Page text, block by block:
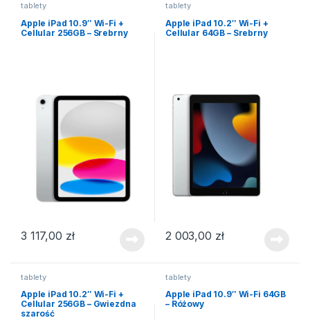
tablety
Apple iPad 10.9″ Wi-Fi +
Cellular 256GB – Srebrny
3 117,00 zł
tablety
Apple iPad 10.2″ Wi-Fi +
Cellular 64GB – Srebrny
2 003,00 zł
tablety
Apple iPad 10.2″ Wi-Fi +
Cellular 256GB – Gwiezdna
szarość
tablety
Apple iPad 10.9″ Wi-Fi 64GB
– Różowy